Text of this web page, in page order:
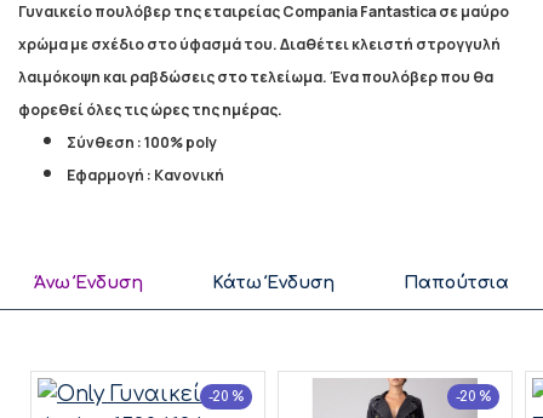
Γυναικείο πουλόβερ της εταιρείας Compania Fantastica σε μαύρο
χρώμα με σχέδιο στο ύφασμά του. Διαθέτει κλειστή στρογγυλή
λαιμόκοψη και ραβδώσεις στο τελείωμα. Ένα πουλόβερ που θα
φορεθεί όλες τις ώρες της ημέρας.
Σύνθεση : 100% poly
Εφαρμογή : Κανονική
Άνω Ένδυση Κάτω Ένδυση Παπούτσια
-20 % -20 %